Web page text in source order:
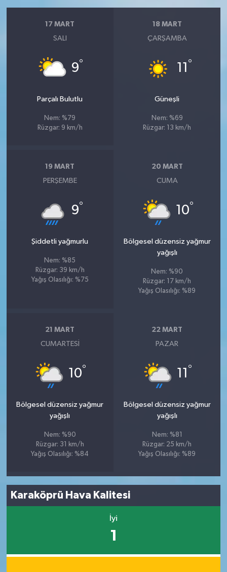
17 MART
SALI
9°
Parçalı Bulutlu
Nem: %79
Rüzgar: 9 km/h
18 MART
ÇARŞAMBA
11 °
Güneşli
Nem: %69
Rüzgar: 13 km/h
19 MART
PERŞEMBE
9°
Şiddetli yağmurlu
Nem: %85
Rüzgar: 39 km/h
Yağış Olasılığı: %75
20 MART
CUMA
10°
Bölgesel düzensiz yağmur
yağışlı
Nem: %90
Rüzgar: 17 km/h
Yağış Olasılığı: %89
21 MART
CUMARTESI
10°
Bölgesel düzensiz yağmur
yağışlı
Nem: %90
Rüzgar: 31 km/h
Yağış Olasılığı: %84
22 MART
PAZAR
11 °
Bölgesel düzensiz yağmur
yağışlı
Nem: %81
Rüzgar: 25 km/h
Yağış Olasılığı: %89
Karaköprü Hava Kalitesi
İyi
1